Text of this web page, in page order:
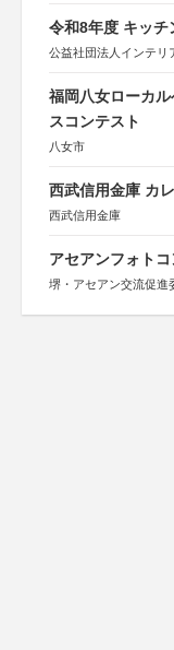
令和8年度 キッチ
公益社団法人インテリ
福岡八女ローカ
スコンテスト
八女市
西武信用金庫 カ
西武信用金庫
アセアンフォト
堺・アセアン交流促進